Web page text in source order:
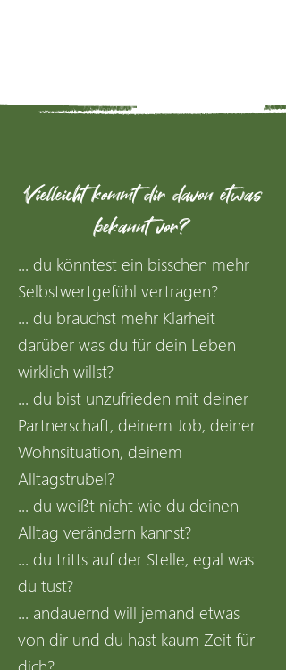
Vielleicht kommt dir davon etwas
bekannt vor?
... du könntest ein bisschen mehr
Selbstwertgefühl vertragen?
... du brauchst mehr Klarheit
darüber was du für dein Leben
wirklich willst?
... du bist unzufrieden mit deiner
Partnerschaft, deinem Job, deiner
Wohnsituation, deinem
Alltagstrubel?
... du weißt nicht wie du deinen
Alltag verändern kannst?
... du tritts auf der Stelle, egal was
du tust?
... andauernd will jemand etwas
von dir und du hast kaum Zeit für